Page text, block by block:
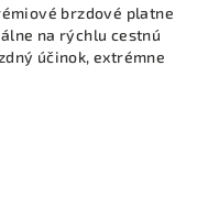
brzdové platne
na rýchlu cestnú
účinok, extrémne